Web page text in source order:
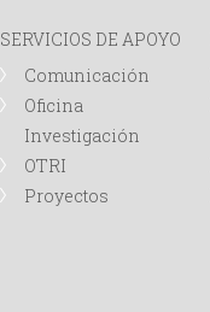
SERVICIOS DE APOYO
Comunicación
Oficina
Investigación
OTRI
Proyectos